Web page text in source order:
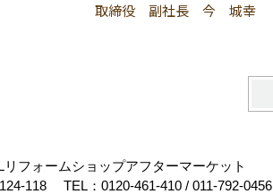
取締役 副社長 今 城幸
フォームショップアフターマーケット
118 TEL： 0120-461-410 / 011-792-0456